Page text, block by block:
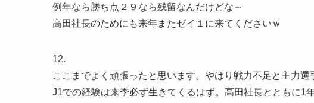
例年なら勝ち点２９なら残留なんだけどな～
高田社長のためにも来年またゼイ１に来てくださいｗ
12.
ここまでよく頑張ったと思います。やはり戦力不足と主力選
J1での経験は来季必ず生きてくるはず。高田社長とともに1